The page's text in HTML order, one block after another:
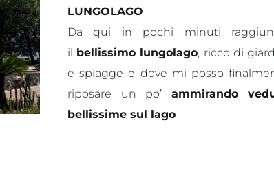
LUNGOLAGO
Da qui in pochi minuti
il bellissimo lungolago, ricco di
e spiagge e dove mi posso
riposare un po’ ammirando
bellissime sul lago